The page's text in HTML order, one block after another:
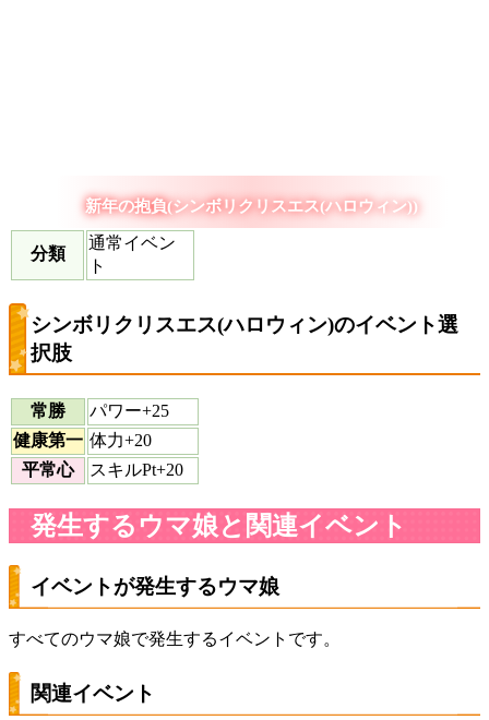
新年の抱負(シンボリクリスエス(ハロウィン))
分類
通常イベン
ト
シンボリクリスエス(ハロウィン)のイベント選
択肢
常勝
パワー+25
健康第一 体力+20
平常心
スキルPt+20
発生するウマ娘と関連イベント
イベントが発生するウマ娘
すべてのウマ娘で発生するイベントです。
関連イベント